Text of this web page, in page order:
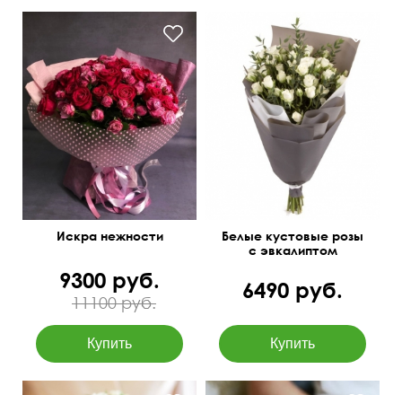
Современная упаковка
Искра нежности
9300 руб.
11100 руб.
60 см 40 см
Белые кустовые розы
с эвкалиптом
6490 руб.